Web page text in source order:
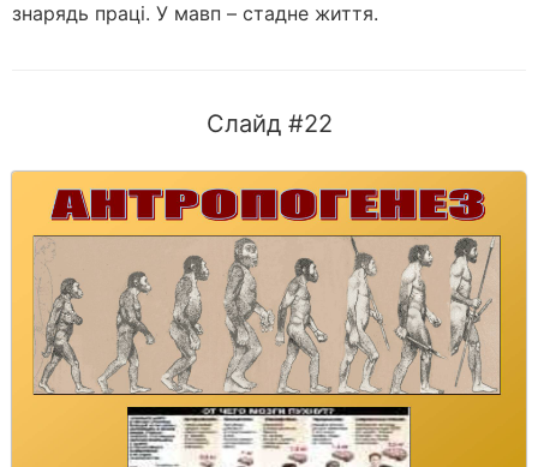
знарядь праці. У мавп – стадне життя.
Слайд #22